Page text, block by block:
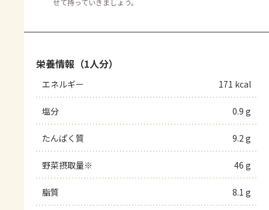
せて持っていきましょう。
栄養情報（1人分）
エネルギー 171 kcal
塩分 0.9 g
たんぱく質 9.2 g
野菜摂取量※ 46 g
脂質 8.1 g